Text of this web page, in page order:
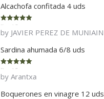
Alcachofa confitada 4 uds
Rated 5
of 5
by JAVIER PEREZ DE MUNIAIN
Sardina ahumada 6/8 uds
Rated 5
of 5
by Arantxa
Boquerones en vinagre 12 uds